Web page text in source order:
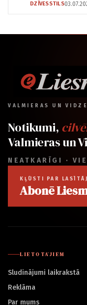
DZĪVESSTILS
VALMIERAS UN
Notikumi,
Valmieras un
NEATKARĪGI ·
KĻŪSTI PAR
Abonē
LIETOTĀJIEM
Sludinājumi laikrakstā
Reklāma
Par mums